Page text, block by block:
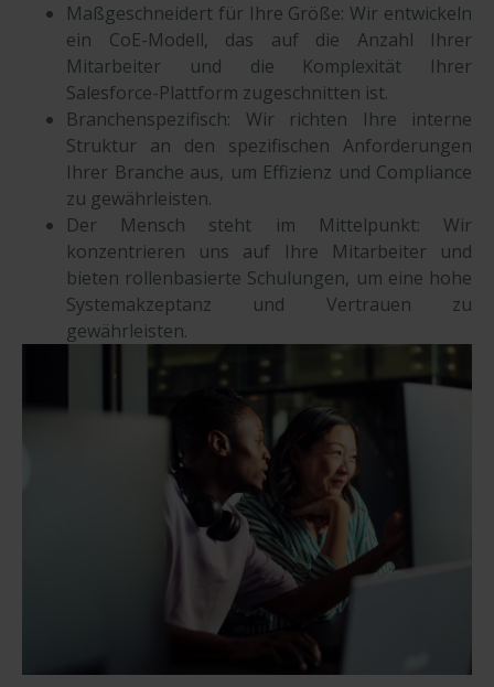
Maßgeschneidert für Ihre Größe: Wir entwickeln
ein CoE-Modell, das auf die Anzahl Ihrer
Mitarbeiter und die Komplexität Ihrer
Salesforce-Plattform zugeschnitten ist.
Branchenspezifisch: Wir richten Ihre interne
Struktur an den spezifischen Anforderungen
Ihrer Branche aus, um Effizienz und Compliance
zu gewährleisten.
Der Mensch steht im Mittelpunkt: Wir
konzentrieren uns auf Ihre Mitarbeiter und
bieten rollenbasierte Schulungen, um eine hohe
Systemakzeptanz und Vertrauen zu
gewährleisten.